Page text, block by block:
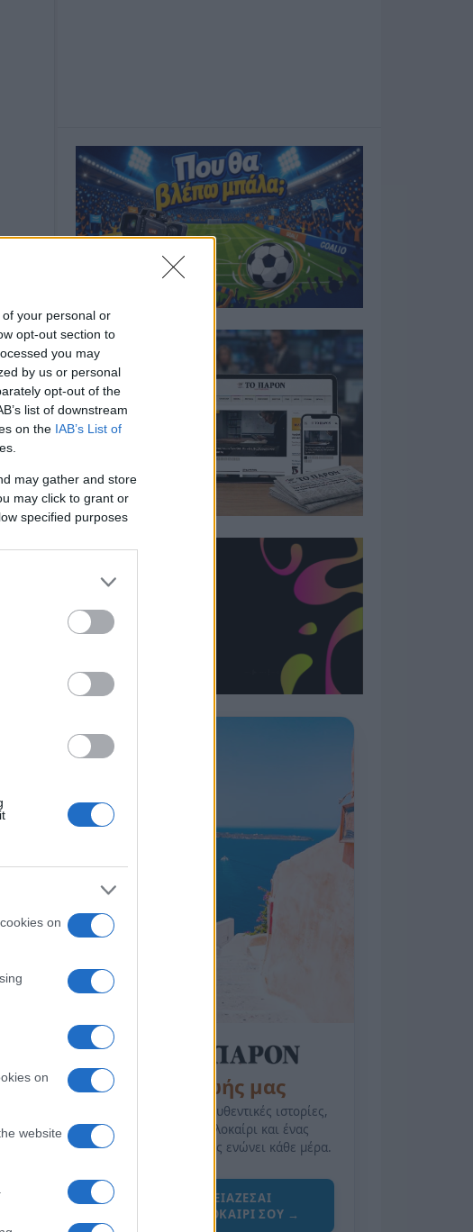
your personal or
opt-out section to
you may
by us or personal
opt-out of the
list of downstream
on the IAB’s List of
may gather and store
may click to grant or
specified purposes
on
on
website
Η ΣΤΗΛΗ ΜΑΣ
της Ζωής μας
Οι άνθρωποι, οι αυθεντικές ιστορίες,
το ελληνικό καλοκαίρι και ένας
πολιτισμός που μας ενώνει κάθε μέρα.
ΟΣΑ ΧΡΕΙΑΖΕΣΑΙ
ΓΙΑ ΤΟ ΚΑΛΟΚΑΙΡΙ ΣΟΥ →